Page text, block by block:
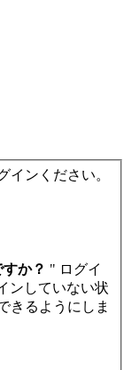
インください。
か？ " ログイ
ンしていない状
きるようにしま